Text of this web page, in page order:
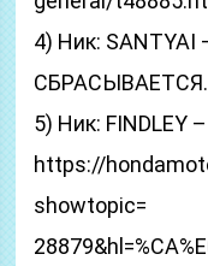
4) Ник:
СБРАСЫВАЕТСЯ.
5) Ник: FINDLEY –
https://
showtopic=